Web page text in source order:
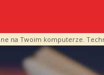
na Twoim komputerze.